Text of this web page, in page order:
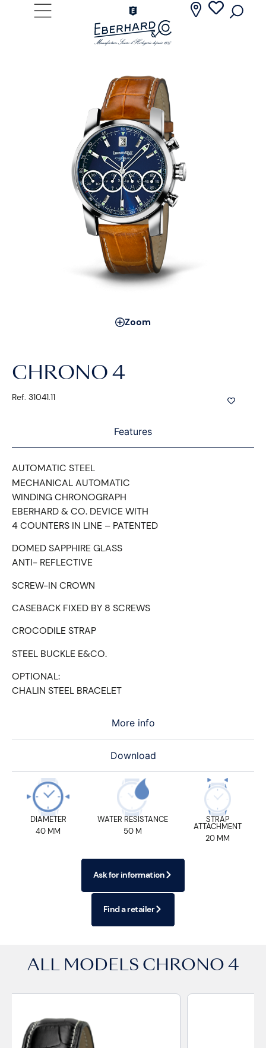
Zoom
CHRONO 4
Ref. 31041.11
Features
More info
Download
AUTOMATIC STEEL
MECHANICAL AUTOMATIC
WINDING CHRONOGRAPH
EBERHARD & CO. DEVICE WITH
4 COUNTERS IN LINE – PATENTED
DOMED SAPPHIRE GLASS
ANTI- REFLECTIVE
SCREW-IN CROWN
CASEBACK FIXED BY 8 SCREWS
CROCODILE STRAP
STEEL BUCKLE E&CO.
OPTIONAL:
CHALIN STEEL BRACELET
DIAMETER
40 MM
WATER RESISTANCE
50 M
STRAP
ATTACHMENT
20 MM
Ask for information
Find a retailer
ALL MODELS CHRONO 4